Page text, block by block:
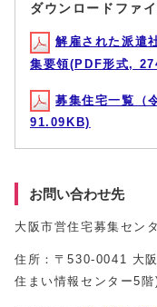
ダウンロードファ
解雇された派遣
集要領(PDF形式,
募集住宅一覧（
91.09KB)
お問い合わせ先
大阪市営住宅募集セン
住所：〒530-0041 大
住まい情報センター5階